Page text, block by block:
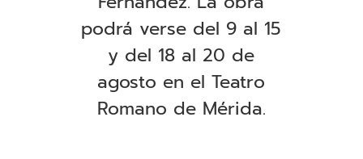
podrá verse del 9 al 15
y del 18 al 20 de
agosto en el Teatro
Romano de Mérida.